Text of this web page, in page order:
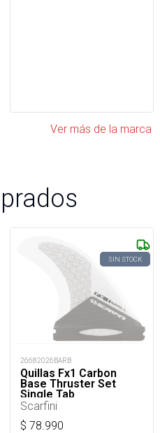
Ver más de la marca
SIN STOCK
26682026BARB
Quillas Fx1 Carbon
Base Thruster Set
Single Tab
Scarfini
$ 78.990